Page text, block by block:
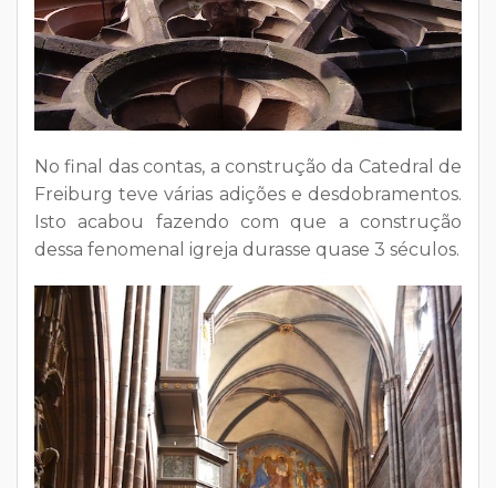
No final das contas, a construção da Catedral de
Freiburg teve várias adições e desdobramentos.
Isto acabou fazendo com que a construção
dessa fenomenal igreja durasse quase 3 séculos.